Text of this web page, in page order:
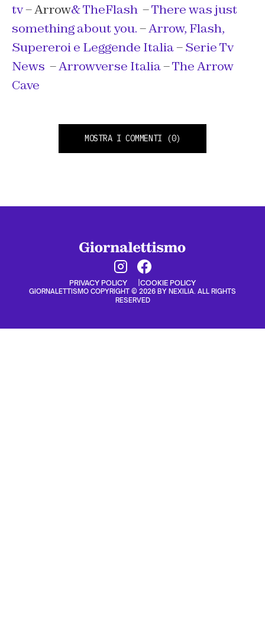
tv– Arrow& TheFlash –There was just
something about you.–Arrow, Flash,
Supereroi e Leggende Italia–Serie Tv
News –Arrowverse Italia–The Arrow
Cave
MOSTRA I COMMENTI (0)
PRIVACY POLICY COOKIE POLICY
GIORNALETTISMO COPYRIGHT © 2026 BY NEXILIA. ALL RIGHTS
RESERVED